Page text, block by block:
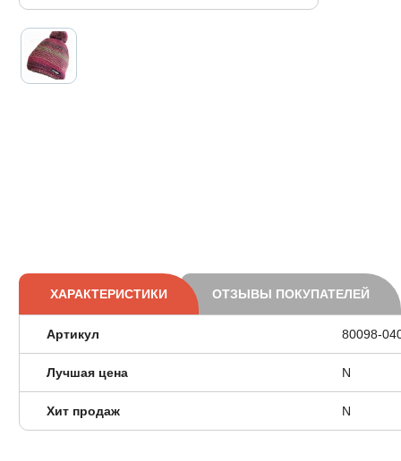
ХАРАКТЕРИСТИКИ ОТЗЫВЫ ПОКУПАТЕЛЕЙ
Артикул 80098-
Лучшая цена N
Хит продаж N